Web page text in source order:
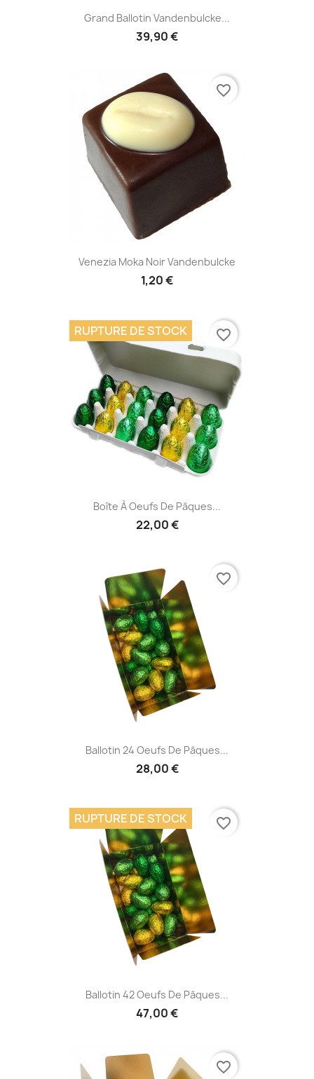
Grand Ballotin Vandenbulcke...
39,90 €
Venezia Moka Noir Vandenbulcke
1,20 €
favorite_border
Boîte À Oeufs De Pâques...
22,00 €
RUPTURE DE STOCK favorite_border
Ballotin 24 Oeufs De Pâques...
28,00 €
favorite_border
Ballotin 42 Oeufs De Pâques...
47,00 €
RUPTURE DE STOCK favorite_border
favorite_border